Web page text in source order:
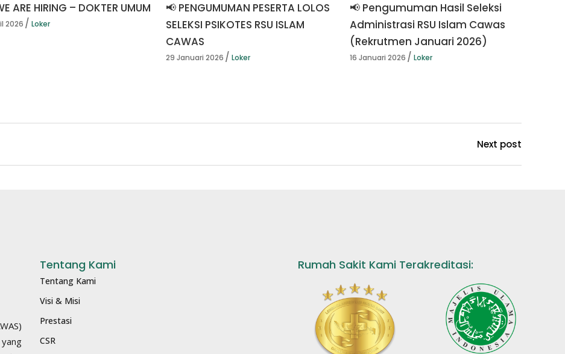
ARE HIRING – DOKTER UMUM
2026 Loker
📢 PENGUMUMAN PESERTA LOLOS
SELEKSI PSIKOTES RSU ISLAM
CAWAS
29 Januari 2026 Loker
📢 Pengumuman Hasil Seleksi
Administrasi RSU Islam Cawas
(Rekrutmen Januari 2026)
16 Januari 2026 Loker
Next post
Tentang Kami
Tentang Kami
Visi & Misi
Prestasi
CSR
Rumah Sakit Kami Terakreditasi: